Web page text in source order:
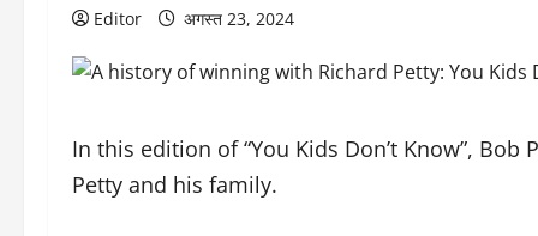
Editor अगस्त 23, 2024
In this edition of “You Kids Don’t Know”,
Petty and his family.